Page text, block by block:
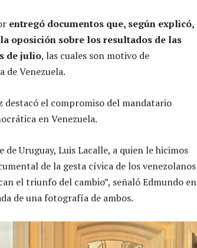
entregó documentos que, según explicó,
oposición sobre los resultados de las
de julio, las cuales son motivo de
de Venezuela.
destacó el compromiso del mandatario
en Venezuela.
de Uruguay, Luis Lacalle, a quien le hicimos
de la gesta cívica de los venezolanos
el triunfo del cambio”, señaló Edmundo en
de una fotografía de ambos.